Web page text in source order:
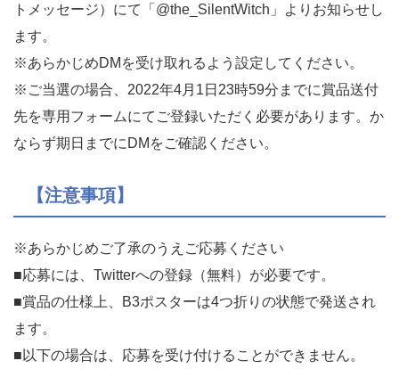
トメッセージ）にて「@the_SilentWitch」よりお知らせし
ます。
※あらかじめDMを受け取れるよう設定してください。
※ご当選の場合、2022年4月1日23時59分までに賞品送付
先を専用フォームにてご登録いただく必要があります。 か
ならず期日までにDMをご確認ください。
【注意事項】
※あらかじめご了承のうえご応募ください
■応募には、Twitterへの登録（無料）が必要です。
■賞品の仕様上、B3ポスターは4つ折りの状態で発送され
ます。
■以下の場合は、応募を受け付けることができません。